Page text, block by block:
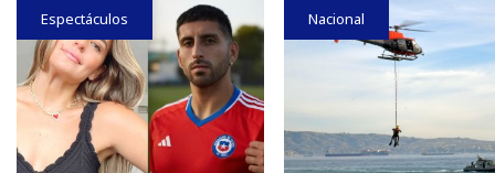
Espectáculos Nacional